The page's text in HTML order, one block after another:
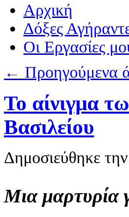
Αρχική
Δόξες
Οι Eργασίες
← Προηγούμενα
Το αίνιγμα
Βασιλείου
Δημοσιεύθηκε την
Μια μαρτυρία